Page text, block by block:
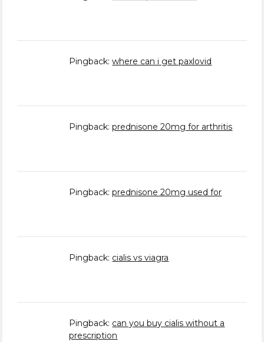
Pingback:where can i get paxlovid
Pingback:prednisone 20mg for arthritis
Pingback:prednisone 20mg used for
Pingback: cialis vs viagra
Pingback: can you buy cialis without a
prescription